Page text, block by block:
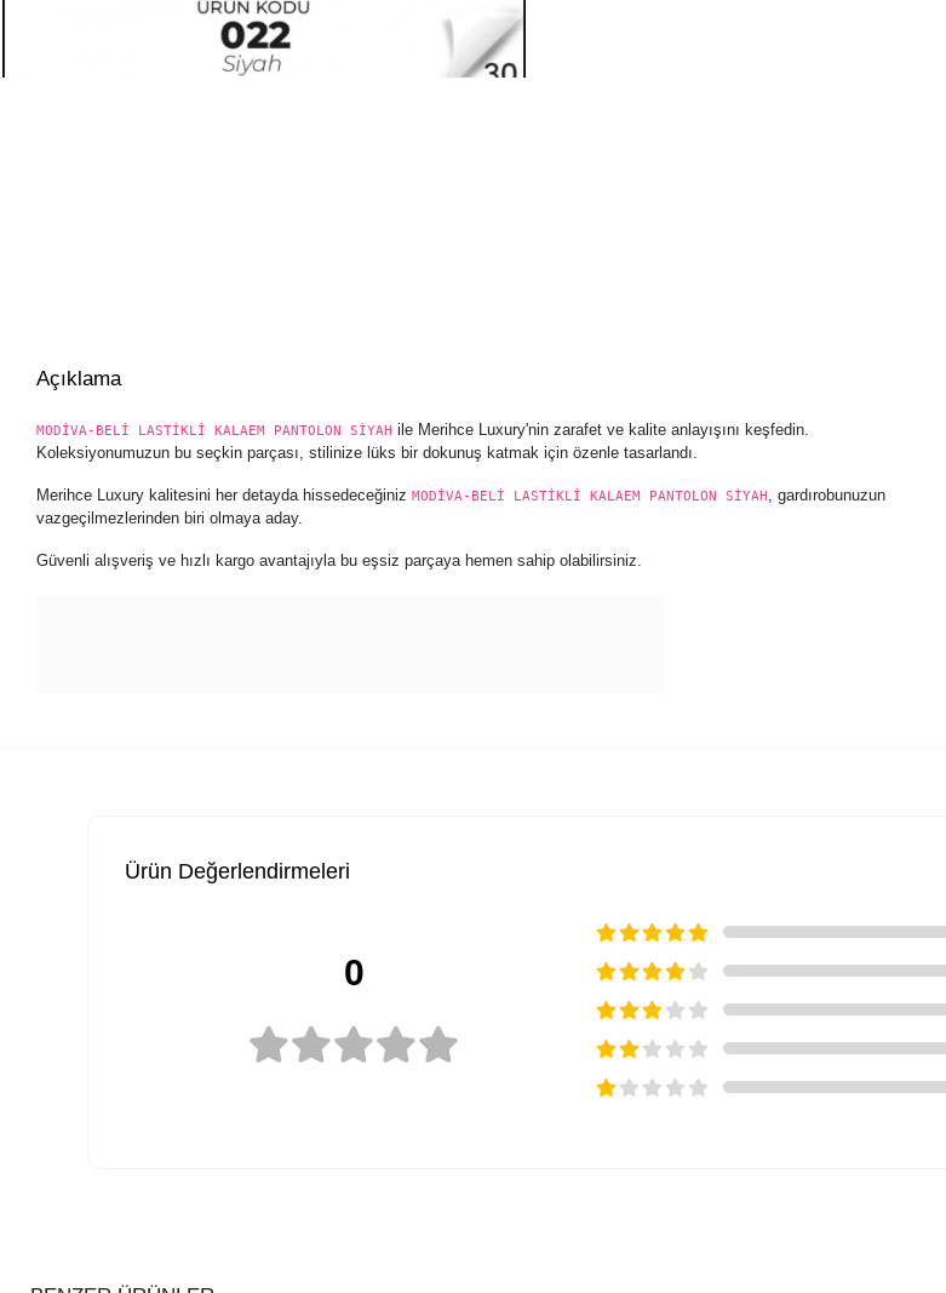
Açıklama
MODİVA-BELİ LASTİKLİ KALAEM PANTOLON SİYAH ile Merihce Luxury'nin zarafet ve kalite anlayışını keşfedin.
Koleksiyonumuzun bu seçkin parçası, stilinize lüks bir dokunuş katmak için özenle tasarlandı.
Merihce Luxury kalitesini her detayda hissedeceğinizMODİVA-BELİ LASTİKLİ KALAEM PANTOLON SİYAH, gardırobunuzun
vazgeçilmezlerinden biri olmaya aday.
Güvenli alışveriş ve hızlı kargo avantajıyla bu eşsiz parçaya hemen sahip olabilirsiniz.
Ürün Değerlendirmeleri
0